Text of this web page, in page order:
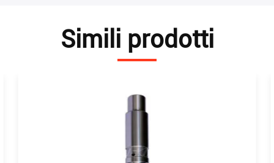
Simili prodotti